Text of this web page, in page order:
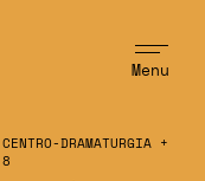
Menu
CENTRO-DRAMATURGIA +
8